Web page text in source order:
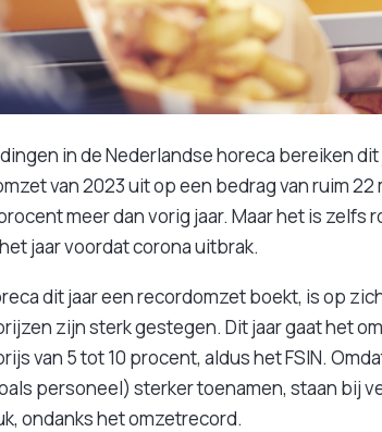
in de Nederlandse horeca bereiken dit
van 2023 uit op een bedrag van ruim 22
meer dan vorig jaar. Maar het is zelfs
jaar voordat corona uitbrak.
dit jaar een recordomzet boekt, is op
zijn sterk gestegen. Dit jaar gaat het
van 5 tot 10 procent, aldus het FSIN.
personeel) sterker toenamen, staan bij
ondanks het omzetrecord.